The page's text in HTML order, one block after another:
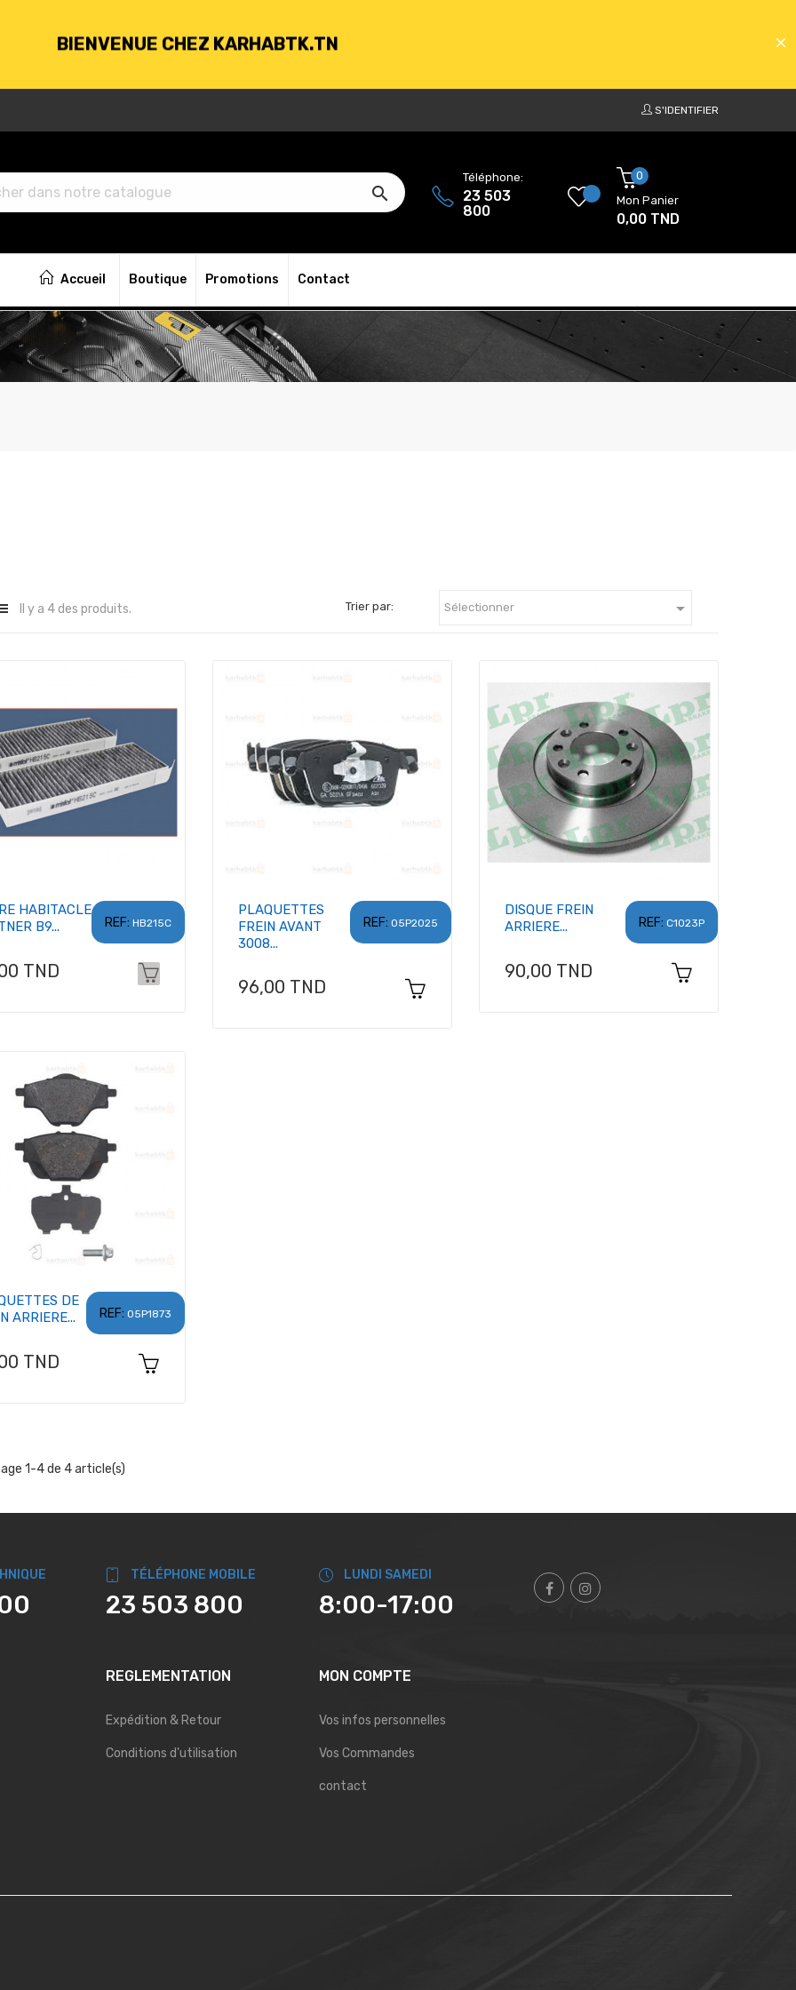
BIENVENUE CHEZ KARHABTK.TN
GRATUITE À PARTIR DE 250DT D'ACHATS
BIENVENUE CHEZ KARHABTK.TN
GRATUITE À PARTIR DE 250DT D'ACHATS
S'IDENTIFIER

Téléphone:
23 503
800
0
Mon Panier
0,00 TND
Accueil Boutique Promotions Contact
Il y a 4 des produits. Trier par: Sélectionner 
REF: HB215C
HABITACLE
B9...
TND
REF: 05P2025
PLAQUETTES
FREIN AVANT
3008...
Prix
96,00 TND
REF: C1023P
DISQUE FREIN
ARRIERE...
Prix
90,00 TND
REF: 05P1873
DE
ARRIERE...
TND
1-4 de 4 article(s)
TÉLÉPHONE MOBILE
23 503 800
LUNDI SAMEDI
8:00-17:00
REGLEMENTATION
Expédition & Retour
Conditions d'utilisation
MON COMPTE
Vos infos personnelles
Vos Commandes
contact